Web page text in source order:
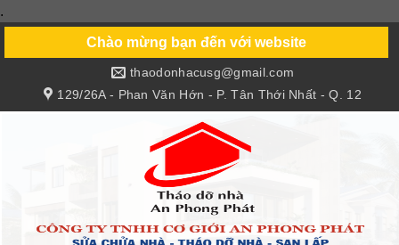
.
content
Chào mừng bạn đến với website
129/26A - Phan Văn Hớn - P. Tân Thới Nhất - Q. 12
thaodonhacusg@gmail.com